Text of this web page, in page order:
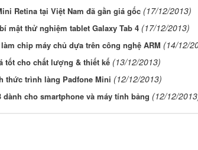
Retina tại Việt Nam đã gần giá gốc (17/12/2013)
mật thử nghiệm tablet Galaxy Tab 4 (17/12/2013)
chip máy chủ dựa trên công nghệ ARM (14/12/
tốt cho chất lượng & thiết kế (13/12/2013)
thức trình làng Padfone Mini (12/12/2013)
dành cho smartphone và máy tính bảng (12/12/